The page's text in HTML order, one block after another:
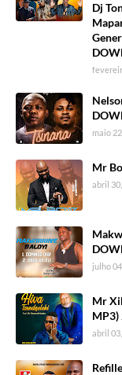
Dj
maio
Mr
abril
julho
Mr
MP3)
abril